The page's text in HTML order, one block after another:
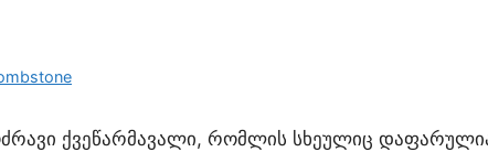
ქვეწარმავალი, რომლის სხეულიც